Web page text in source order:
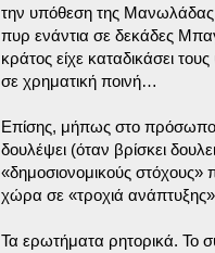
την υπόθεση της Μανωλάδας,
πυρ ενάντια σε δεκάδες
κράτος είχε καταδικάσει
σε χρηματική ποινή…
Επίσης, μήπως στο πρόσωπο
δουλέψει (όταν βρίσκει
«δημοσιονομικούς στόχους»
χώρα σε «τροχιά
Τα ερωτήματα ρητορικά. Το